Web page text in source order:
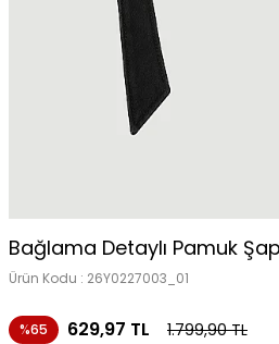
Bağlama Detaylı Pamuk
Ürün Kodu : 26Y0227003_01
%65 629,97 TL 1.799,90TL